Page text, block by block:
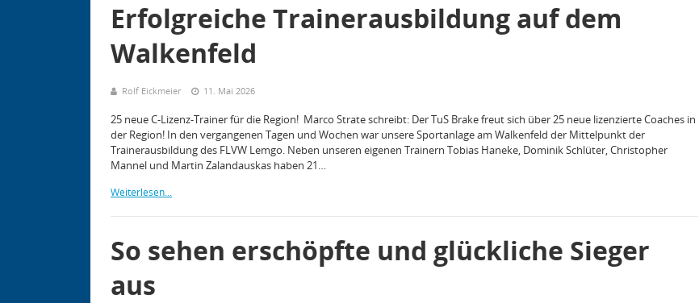
Erfolgreiche Trainerausbildung auf dem
Walkenfeld
Rolf Eickmeier 11. Mai 2026
25 neue C-Lizenz-Trainer für die Region! Marco Strate schreibt: Der TuS Brake freut sich über 25 neue lizenzierte Coaches in
der Region! In den vergangenen Tagen und Wochen war unsere Sportanlage am Walkenfeld der Mittelpunkt der
Trainerausbildung des FLVW Lemgo. Neben unseren eigenen Trainern Tobias Haneke, Dominik Schlüter, Christopher
Mannel und Martin Zalandauskas haben 21…
Weiterlesen...
So sehen erschöpfte und glückliche Sieger
aus